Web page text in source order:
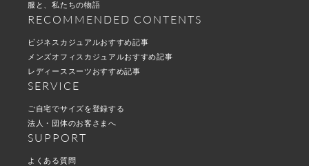
服と、私たちの物語
RECOMMENDED CONTENTS
ビジネスカジュアルおすすめ記事
メンズオフィスカジュアルおすすめ記事
レディーススーツおすすめ記事
SERVICE
ご自宅でサイズを登録する
法人・団体のお客さまへ
SUPPORT
よくある質問